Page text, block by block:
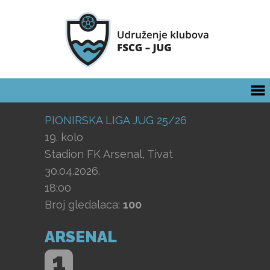
PIONIRSKA LIGA JUG 25/26
19. kolo
Stadion FK Arsenal, Tivat
30.04.2026.
18:00
Broj gledalaca: 100
ARSENAL
1